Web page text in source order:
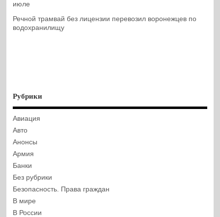
июле
Речной трамвай без лицензии перевозил воронежцев по
водохранилищу
Рубрики
Авиация
Авто
Анонсы
Армия
Банки
Без рубрики
Безопасность. Права граждан
В мире
В России